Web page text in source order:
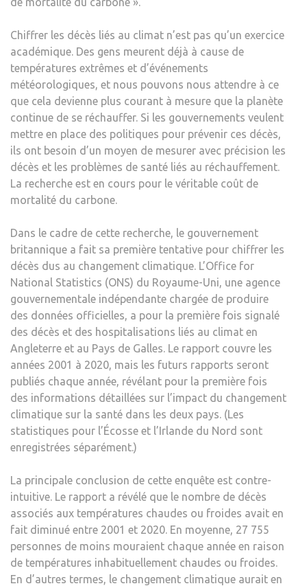
Chiffrer les décès liés au climat n’est pas qu’un exercice
académique. Des gens meurent déjà à cause de
températures extrêmes et d’événements
météorologiques, et nous pouvons nous attendre à ce
que cela devienne plus courant à mesure que la planète
continue de se réchauffer. Si les gouvernements veulent
mettre en place des politiques pour prévenir ces décès,
ils ont besoin d’un moyen de mesurer avec précision les
décès et les problèmes de santé liés au réchauffement.
La recherche est en cours pour le véritable coût de
mortalité du carbone.
Dans le cadre de cette recherche, le gouvernement
britannique a fait sa première tentative pour chiffrer les
décès dus au changement climatique. L’Office for
National Statistics (ONS) du Royaume-Uni, une agence
gouvernementale indépendante chargée de produire
des données officielles, a pour la première fois signalé
des décès et des hospitalisations liés au climat en
Angleterre et au Pays de Galles. Le rapport couvre les
années 2001 à 2020, mais les futurs rapports seront
publiés chaque année, révélant pour la première fois
des informations détaillées sur l’impact du changement
climatique sur la santé dans les deux pays. (Les
statistiques pour l’Écosse et l’Irlande du Nord sont
enregistrées séparément.)
La principale conclusion de cette enquête est contre-
intuitive. Le rapport a révélé que le nombre de décès
associés aux températures chaudes ou froides avait en
fait diminué entre 2001 et 2020. En moyenne, 27 755
personnes de moins mouraient chaque année en raison
de températures inhabituellement chaudes ou froides.
En d’autres termes, le changement climatique aurait en